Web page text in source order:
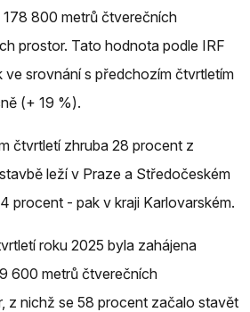
800 metrů čtverečních
prostor. Tato hodnota podle IRF
ve srovnání s předchozím čtvrtletím
(+ 19 %).
čtvrtletí zhruba 28 procent z
leží v Praze a Středočeském
procent - pak v kraji Karlovarském.
roku 2025 byla zahájena
600 metrů čtverečních
z nichž se 58 procent začalo stavět